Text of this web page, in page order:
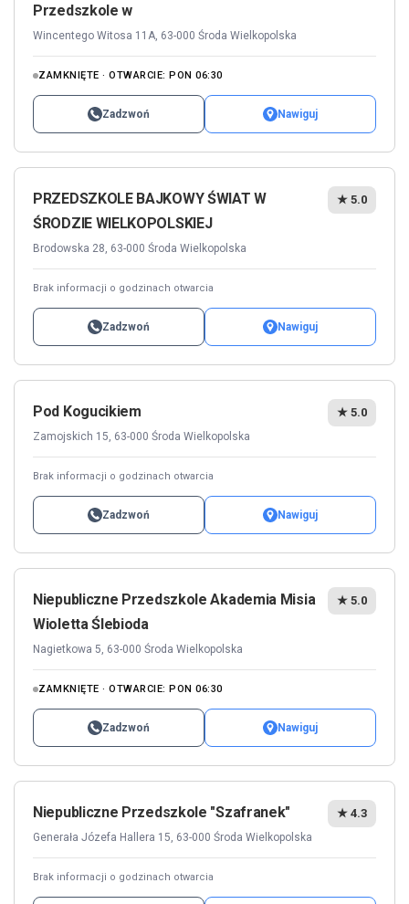
Przedszkole w
Wincentego Witosa 11A, 63-000 Środa Wielkopolska
ZAMKNIĘTE · OTWARCIE: PON 06:30
Zadzwoń Nawiguj
PRZEDSZKOLE BAJKOWY ŚWIAT W
ŚRODZIE WIELKOPOLSKIEJ
Brodowska 28, 63-000 Środa Wielkopolska
★ 5.0
Brak informacji o godzinach otwarcia
Zadzwoń Nawiguj
Pod Kogucikiem
Zamojskich 15, 63-000 Środa Wielkopolska
★ 5.0
Brak informacji o godzinach otwarcia
Zadzwoń Nawiguj
Niepubliczne Przedszkole Akademia Misia
Wioletta Ślebioda
Nagietkowa 5, 63-000 Środa Wielkopolska
★ 5.0
ZAMKNIĘTE · OTWARCIE: PON 06:30
Zadzwoń Nawiguj
Niepubliczne Przedszkole "Szafranek"
Generała Józefa Hallera 15, 63-000 Środa Wielkopolska
★ 4.3
Brak informacji o godzinach otwarcia